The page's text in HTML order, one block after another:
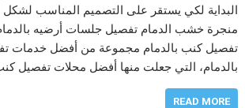
البداية لكي يستقر على التصميم المناسب لشكل
منجرة خشب الدمام تفصيل جلسات أرضيه
تفصيل كنب بالدمام مجموعة من أفضل خدمات
بالدمام، التي جعلت منها أفضل محلات تفصيل
READ MORE